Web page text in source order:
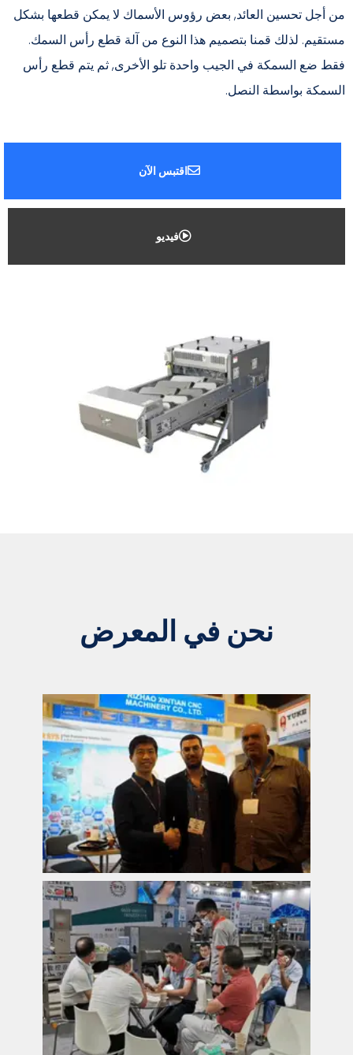
من أجل تحسين العائد, بعض رؤوس الأسماك لا يمكن قطعها بشكل
مستقيم. لذلك قمنا بتصميم هذا النوع من آلة قطع رأس السمك.
فقط ضع السمكة في الجيب واحدة تلو الأخرى, ثم يتم قطع رأس
السمكة بواسطة النصل.
اقتبس الآن
فيديو
نحن في المعرض